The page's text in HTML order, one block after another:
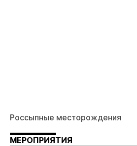
Россыпные месторождения
МЕРОПРИЯТИЯ